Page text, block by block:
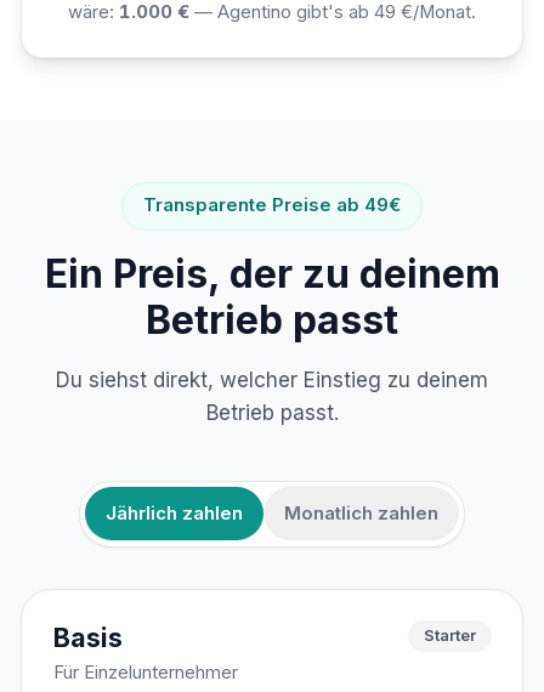
wäre: 1.000 € — Agentino gibt's ab 49 €/Monat.
Transparente Preise ab 49€
Ein Preis, der zu deinem
Betrieb passt
Du siehst direkt, welcher Einstieg zu deinem
Betrieb passt.
Jährlich zahlen Monatlich zahlen
Basis
Für Einzelunternehmer
Starter